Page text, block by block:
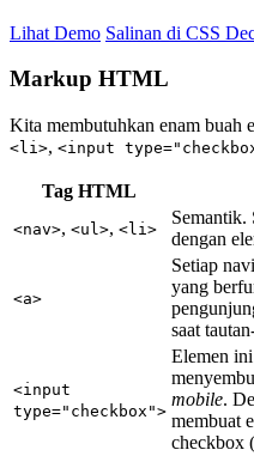
Lihat Demo Salinan di CSS
Markup HTML
Kita membutuhkan enam buah
<li>, <input
Tag HTML
<nav>, <ul>, <li>
Semantik.
dengan
<a>
Setiap
yang
saat
<input
type="checkbox">
Elemen
mobile.
membuat
checkbox (